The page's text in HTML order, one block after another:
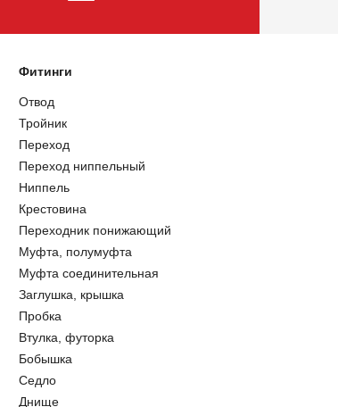
Фитинги
Отвод
Тройник
Переход
Переход ниппельный
Ниппель
Крестовина
Переходник понижающий
Муфта, полумуфта
Муфта соединительная
Заглушка, крышка
Пробка
Втулка, футорка
Бобышка
Седло
Днище